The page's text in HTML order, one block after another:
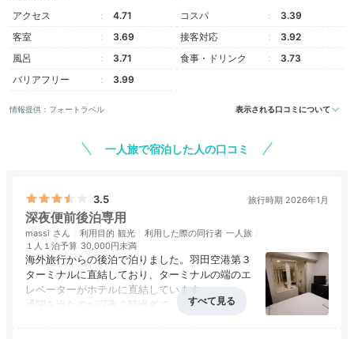
お部屋は全313室で、シンプルかつ機能的なデザイン。
サータ社製マットレスを採用したベッドでゆっくり寛げ
ます。また最上階プレミアムフロアの客室は、コーヒー
マシンなどの様々な特典付き。リッチな気分でステイを
「プレミアムコンフォートシングル」に宿泊。
マシンやスチーマーなど、プレミアムフロア専用の客室
備品があり良かったです。
アクセス 4.71 コスパ
3.39
客室
3.69 接客対応
3.92
風呂
3.71 食事・ドリンク
3.73
バリアフリー
3.99
情報提供：フォートラベル 表示される口コミについて
一人旅で宿泊した人の口コミ
3.5 旅行時期 2026年1月
深夜便前後泊専用
massi 利用目的 観光 利用した際の同行者 一人旅
１人１泊予算 30,000円未満
海外旅行からの後泊で泊りました。羽田空港第３
ターミナルに直結しており、ターミナルの端のエ
レベーターがホテルに直結しています。
通関を出たのが深夜２時過ぎで、すぐに宿泊でき